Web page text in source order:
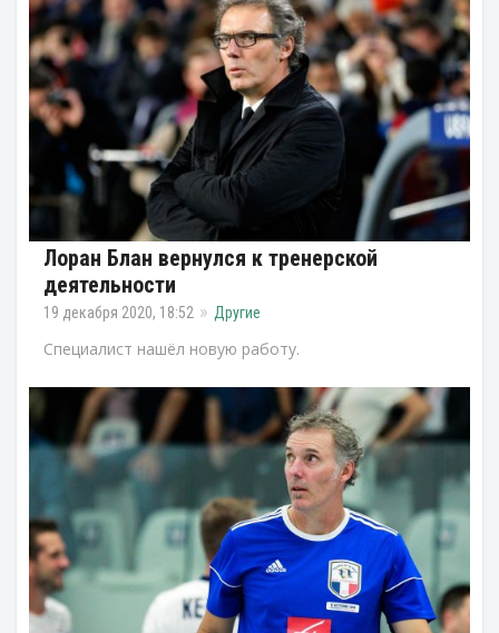
Лоран Блан вернулся к тренерской
деятельности
19 декабря 2020, 18:52 Другие
Специалист нашёл новую работу.